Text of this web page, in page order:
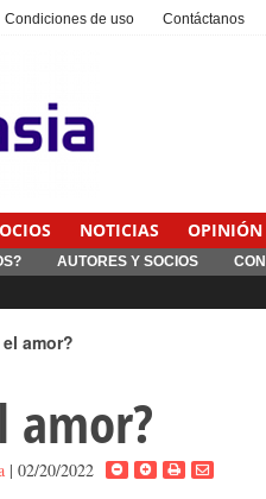
Condiciones de uso Contáctanos
NOTICIAS OPINIÓN
AUTORES Y SOCIOS
amor?
amor?
| 02/20/2022